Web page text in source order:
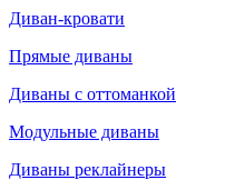
Диван-кровати
Прямые диваны
Диваны с оттоманкой
Модульные диваны
Диваны реклайнеры